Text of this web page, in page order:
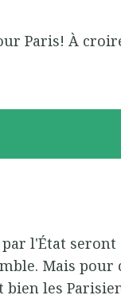
Paris! À
l'État seront
Mais pour
les